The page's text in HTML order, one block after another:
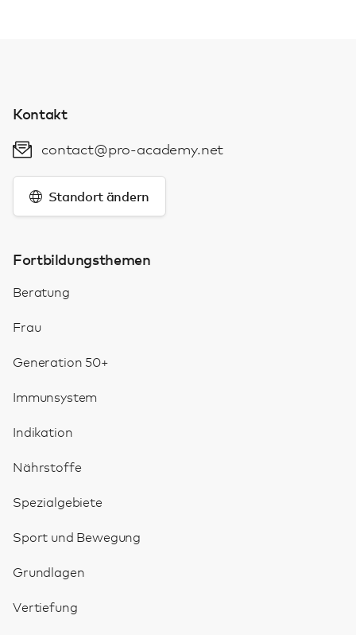
Kontakt
contact@pro-academy.net
Standort ändern
Fortbildungsthemen
Beratung
Frau
Generation 50+
Immunsystem
Indikation
Nährstoffe
Spezialgebiete
Sport und Bewegung
Grundlagen
Vertiefung